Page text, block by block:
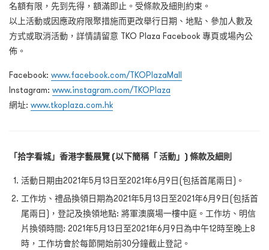
名額有限，先到先得，額滿即止。受條款及細則約束。
以上活動或因應政府限聚措施而更改舉行日期、地點、參加人數及
方式或取消活動，詳情請留意 TKO Plaza Facebook 專頁或場內公
佈。
Facebook: www.facebook.com/TKOPlazaMall
Instagram: www.instagram.com/TKOPlaza
網址: www.tkoplaza.com.hk
「拾字看城」香港字藝展覽 (以下簡稱「 活動」) 條款及細則
活動日期由2021年5月13日至2021年6月9日(包括首尾兩日) 。
工作坊、禮品換領日期為2021年5月13日至2021年6月9日(包括首
尾兩日) ，登記及換領地點: 將軍澳廣場一樓中庭。工作坊、明信
片換領時間: 2021年5月13日至2021年6月9日為中午12時至晚上8
時，工作坊會於每節開始前30分鐘截止登記。